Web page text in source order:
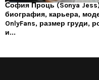
София Проць (Sonya
биография, карьера,
OnlyFans, размер груди,
и...